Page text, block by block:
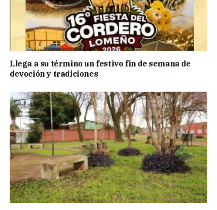
Llega a su término un festivo fin de semana de
devoción y tradiciones